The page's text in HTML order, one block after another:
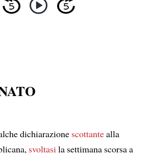
dichiarazione scottantealla
svoltasila settimana scorsa a